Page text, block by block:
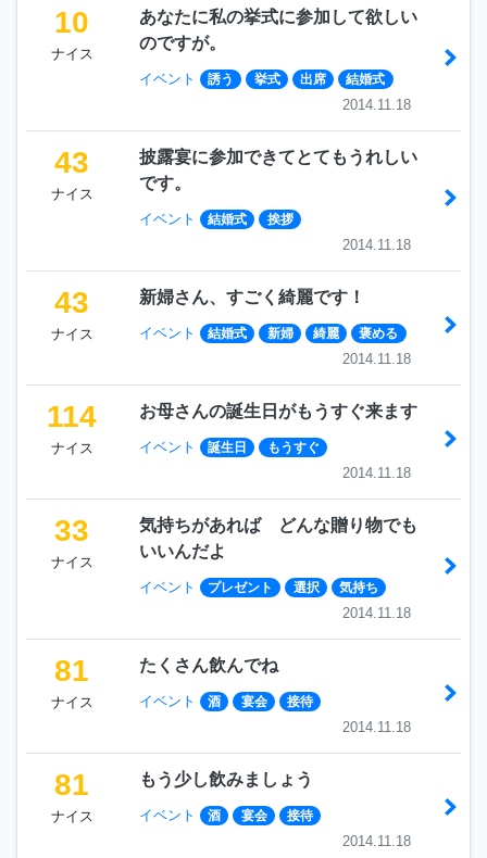
10
ナイス
あなたに私の挙式に参加して欲しい
のですが。
イベント 誘う 挙式 出席 結婚式
2014.11.18
43
ナイス
披露宴に参加できてとてもうれしい
です。
イベント 結婚式 挨拶
2014.11.18
43
ナイス
新婦さん、すごく綺麗です！
イベント 結婚式 新婦 綺麗 褒める
2014.11.18
114
ナイス
お母さんの誕生日がもうすぐ来ます
イベント 誕生日 もうすぐ
2014.11.18
33
ナイス
気持ちがあれば どんな贈り物でも
いいんだよ
イベント プレゼント 選択 気持ち
2014.11.18
81
ナイス
たくさん飲んでね
イベント 酒 宴会 接待
2014.11.18
81
ナイス
もう少し飲みましょう
イベント 酒 宴会 接待
2014.11.18